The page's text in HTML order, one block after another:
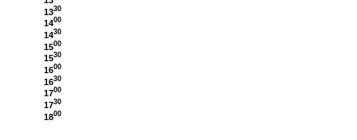
1330
1400
1430
1500
1530
1600
1630
1700
1730
1800